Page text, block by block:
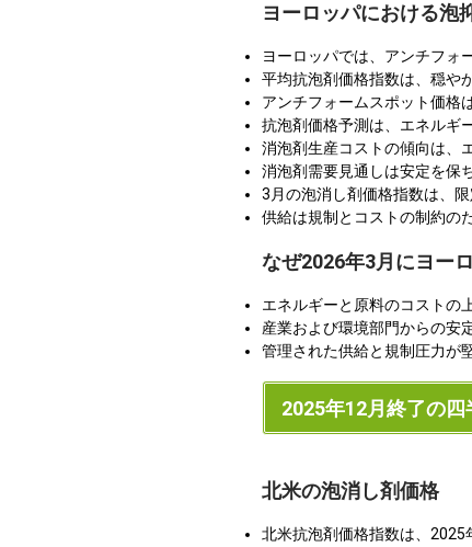
ヨーロッパにおける泡
ヨーロッパでは、アンチフォ
平均抗泡剤価格指数は、穏や
アンチフォームスポット価格
抗泡剤価格予測は、エネルギ
消泡剤生産コストの傾向は、
消泡剤需要見通しは安定を保
3月の泡消し剤価格指数は、
供給は規制とコストの制約の
なぜ2026年3月にヨー
エネルギーと原料のコストの
産業および環境部門からの安
管理された供給と規制圧力が
2025年12月終了の四
北米の泡消し剤価格
北米抗泡剤価格指数は、2025